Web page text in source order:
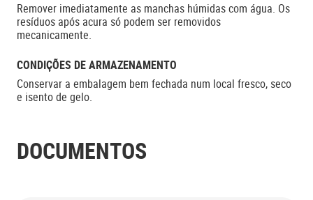
Remover imediatamente as manchas húmidas com água. Os
resíduos após acura só podem ser removidos
mecanicamente.
CONDIÇÕES DE ARMAZENAMENTO
Conservar a embalagem bem fechada num local fresco, seco
e isento de gelo.
DOCUMENTOS